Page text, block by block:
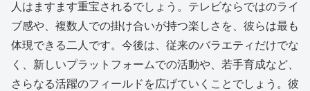
人はますます重宝されるでしょう。テレビならではのライ
ブ感や、複数人での掛け合いが持つ楽しさを、彼らは最も
体現できる二人です。今後は、従来のバラエティだけでな
く、新しいプラットフォームでの活動や、若手育成など、
さらなる活躍のフィールドを広げていくことでしょう。彼